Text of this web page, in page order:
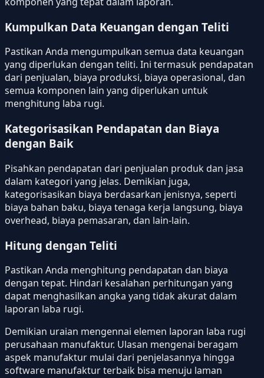
Kumpulkan Data Keuangan dengan Teliti
Pastikan Anda mengumpulkan semua data keuangan
yang diperlukan dengan teliti. Ini termasuk pendapatan
dari penjualan, biaya produksi, biaya operasional, dan
semua komponen lain yang diperlukan untuk
menghitung laba rugi.
Kategorisasikan Pendapatan dan Biaya
dengan Baik
Pisahkan pendapatan dari penjualan produk dan jasa
dalam kategori yang jelas. Demikian juga,
kategorisasikan biaya berdasarkan jenisnya, seperti
biaya bahan baku, biaya tenaga kerja langsung, biaya
overhead, biaya pemasaran, dan lain-lain.
Hitung dengan Teliti
Pastikan Anda menghitung pendapatan dan biaya
dengan tepat. Hindari kesalahan perhitungan yang
dapat menghasilkan angka yang tidak akurat dalam
laporan laba rugi.
Demikian uraian mengennai elemen laporan laba rugi
perusahaan manufaktur. Ulasan mengenai beragam
aspek manufaktur mulai dari penjelasannya hingga
software manufaktur terbaik bisa menuju laman